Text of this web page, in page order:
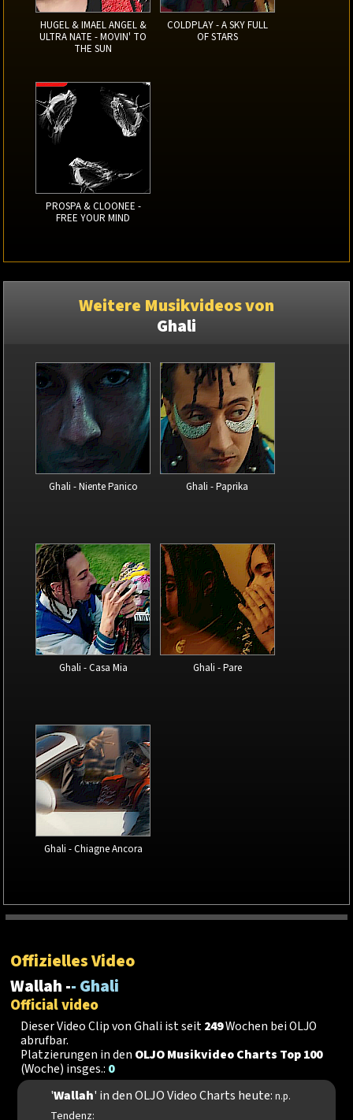
HUGEL & IMAEL ANGEL &
ULTRA NATE - MOVIN' TO
THE SUN
COLDPLAY - A SKY FULL
OF STARS
PROSPA & CLOONEE -
FREE YOUR MIND
Weitere Musikvideos von
Ghali
Ghali - Niente Panico Ghali - Paprika
Ghali - Casa Mia Ghali - Pare
Ghali - Chiagne Ancora
Offizielles Video
Wallah -- Ghali
Official video
Dieser Video Clip von Ghali ist seit249Wochen bei OLJO
abrufbar.
Platzierungen in den OLJO Musikvideo Charts Top 100
(Woche) insges.: 0
'Wallah' in den OLJO Video Charts heute: n.p.
Tendenz: